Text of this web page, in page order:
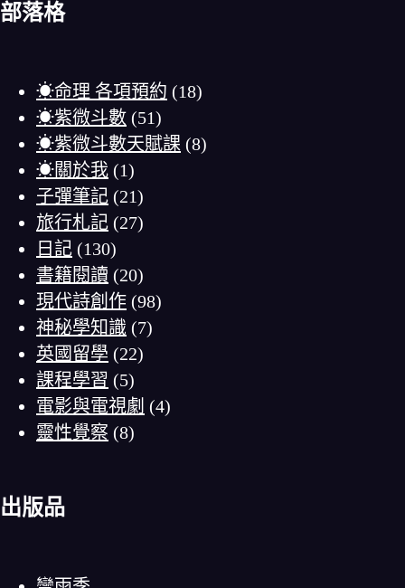
部落格
☀命理 各項預約 (18)
☀紫微斗數 (51)
☀紫微斗數天賦課 (8)
☀關於我 (1)
子彈筆記 (21)
旅行札記 (27)
日記 (130)
書籍閱讀 (20)
現代詩創作 (98)
神秘學知識 (7)
英國留學 (22)
課程學習 (5)
電影與電視劇 (4)
靈性覺察 (8)
出版品